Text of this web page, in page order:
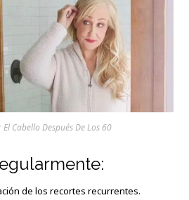
Cabello Después De Los 60
de los recortes recurrentes.